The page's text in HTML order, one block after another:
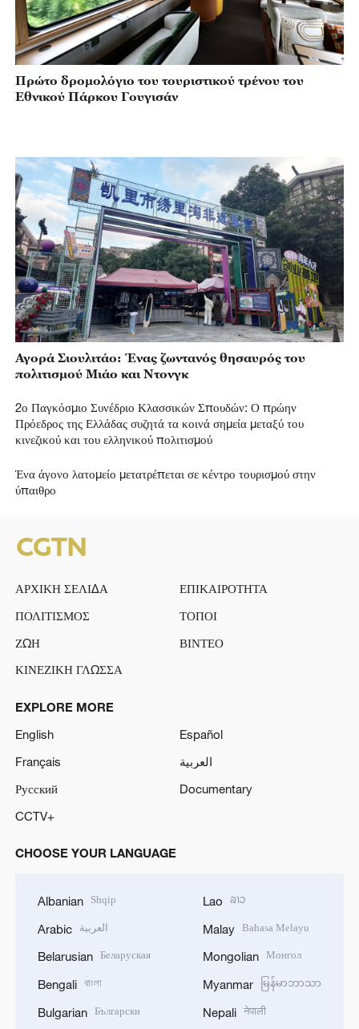
Πρώτο δρομολόγιο του τουριστικού τρένου του
Εθνικού Πάρκου Γουγισάν
Αγορά Σιουλιτάο: Ένας ζωντανός θησαυρός του
πολιτισμού Μιάο και Ντονγκ
2ο Παγκόσμιο Συνέδριο Κλασσικών Σπουδών: Ο πρώην
Πρόεδρος της Ελλάδας συζητά τα κοινά σημεία μεταξύ του
κινεζικού και του ελληνικού πολιτισμού
Ένα άγονο λατομείο μετατρέπεται σε κέντρο τουρισμού στην
ύπαιθρο
ΑΡΧΙΚΗ ΣΕΛΙΔΑ
ΕΠΙΚΑΙΡΟΤΗΤΑ
ΠΟΛΙΤΙΣΜΟΣ
ΤΟΠΟΙ
ΖΩΗ
ΒΙΝΤΕΟ
ΚΙΝΕΖΙΚΗ ΓΛΩΣΣΑ
EXPLORE MORE
English
Español
Français
العربية
Русский
Documentary
CCTV+
CHOOSE YOUR LANGUAGE
Albanian Shqip
Arabic العربية
Belarusian Беларуская
Bengali বাংলা
Bulgarian Български
Lao ລາວ
Malay Bahasa Melayu
Mongolian Монгол
Myanmar မြန်မာဘာသာ
Nepali नेपाली